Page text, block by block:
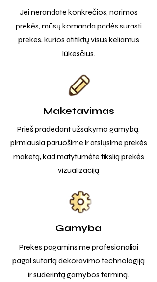
Jei nerandate konkrečios, norimos
prekės, mūsų komanda padės surasti
prekes, kurios atitiktų visus keliamus
lūkesčius.
Maketavimas
Prieš pradedant užsakymo gamybą,
pirmiausia paruošime ir atsiųsime prekės
maketą, kad matytumėte tikslią prekės
vizualizaciją
Gamyba
Prekes pagaminsime profesionaliai
pagal sutartą dekoravimo technologiją
ir suderintą gamybos terminą.